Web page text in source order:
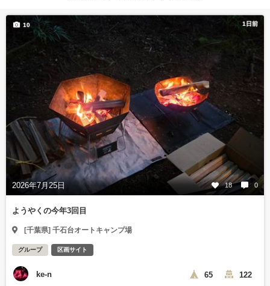
1日前
2026年7月25日 18 0
10
ようやくの今年3回目
[千葉県] 千石台オートキャンプ場
グループ 区画サイト
ke-n 65 122